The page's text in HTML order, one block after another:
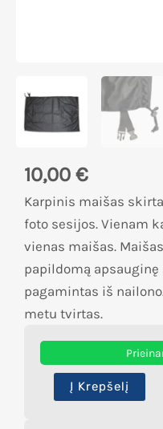
10,00 €
Karpinis maišas
foto sesijos. Vienam
vienas maišas.
papildomą apsauginę
pagamintas iš
metu tvirtas.
Į Krepšelį